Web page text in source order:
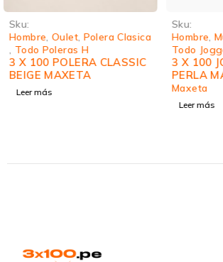
Sku:
Hombre, Oulet, Polera Clasica
Todo Poleras H
3 X 100 POLERA CLASSIC
BEIGE MAXETA
Leer más
Sku:
Hombre,
Todo
3 X 100
PERLA
Maxeta
Leer más